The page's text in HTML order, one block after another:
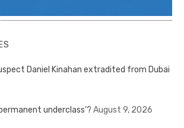
Daniel Kinahan extradited from Dubai
underclass’? August 9, 2026